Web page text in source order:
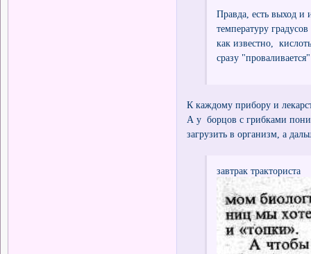
Правда, есть выход и
температуру
как известно,
сразу
К каждому прибору и
А у борцов с грибками
загрузить в организм, а
завтрак тракториста